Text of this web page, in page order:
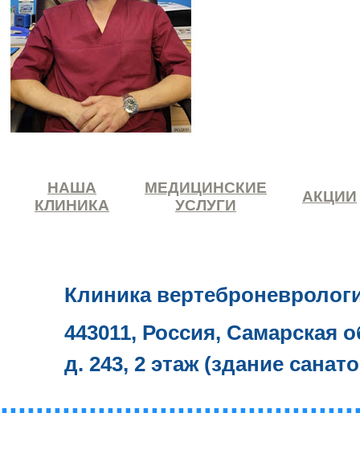
НАША
КЛИНИКА
МЕДИЦИНСКИЕ
УСЛУГИ
АКЦИИ
Клиника
443011, Россия, Самарская
д. 243, 2 этаж (здание